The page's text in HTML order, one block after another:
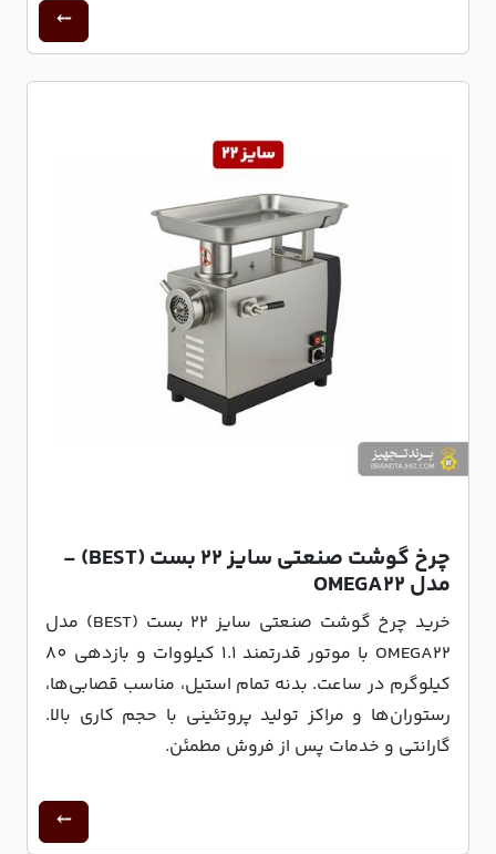
چرخ گوشت صنعتی سایز 22 بست (BEST) -
مدل OMEGA22
خرید چرخ گوشت صنعتی سایز 22 بست (BEST) مدل
OMEGA22 با موتور قدرتمند 1.1 کیلووات و بازدهی 80
کیلوگرم در ساعت. بدنه تمام استیل، مناسب قصابی‌ها،
رستوران‌ها و مراکز تولید پروتئینی با حجم کاری بالا.
گارانتی و خدمات پس از فروش مطمئن.